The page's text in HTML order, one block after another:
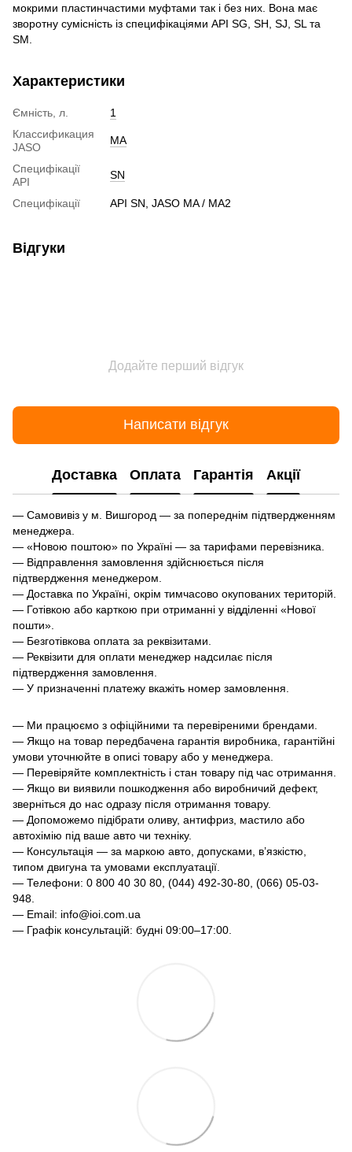
мокрими пластинчастими муфтами так і без них. Вона має
зворотну сумісність із специфікаціями API SG, SH, SJ, SL та
SM.
Характеристики
Ємність, л.
1
Классификация
JASO
MA
Специфікації
API
SN
Специфікації API SN, JASO MA / MA2
Відгуки
Додайте перший відгук
Написати відгук
Доставка Оплата Гарантія Акції
— Самовивіз у м. Вишгород — за попереднім підтвердженням
менеджера.
— «Новою поштою» по Україні — за тарифами перевізника.
— Відправлення замовлення здійснюється після
підтвердження менеджером.
— Доставка по Україні, окрім тимчасово окупованих територій.
— Готівкою або карткою при отриманні у відділенні «Нової
пошти».
— Безготівкова оплата за реквізитами.
— Реквізити для оплати менеджер надсилає після
підтвердження замовлення.
— У призначенні платежу вкажіть номер замовлення.
— Ми працюємо з офіційними та перевіреними брендами.
— Якщо на товар передбачена гарантія виробника, гарантійні
умови уточнюйте в описі товару або у менеджера.
— Перевіряйте комплектність і стан товару під час отримання.
— Якщо ви виявили пошкодження або виробничий дефект,
зверніться до нас одразу після отримання товару.
— Допоможемо підібрати оливу, антифриз, мастило або
автохімію під ваше авто чи техніку.
— Консультація — за маркою авто, допусками, в’язкістю,
типом двигуна та умовами експлуатації.
— Телефони: 0 800 40 30 80, (044) 492-30-80, (066) 05-03-
948.
— Email: info@ioi.com.ua
— Графік консультацій: будні 09:00–17:00.